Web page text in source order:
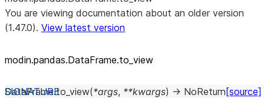
You are viewing documentation about an older version
(1.47.0). View latest version
modin.pandas.DataFrame.to_ view
DataFrame.to_view(*args, **kwargs) → NoReturn [source]